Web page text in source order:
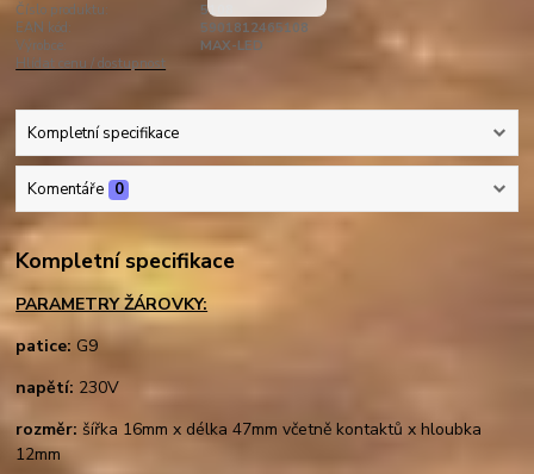
Číslo produktu:
5108
EAN kód:
5901812465108
Výrobce:
MAX-LED
Hlídat cenu / dostupnost
Kompletní specifikace
Komentáře 0
Kompletní specifikace
PARAMETRY ŽÁROVKY:
patice: G9
napětí: 230V
rozměr: šířka 16mm x délka 47mm včetně kontaktů x hloubka
12mm